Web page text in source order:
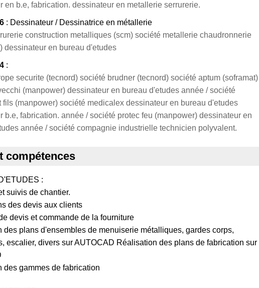
en b.e, fabrication. dessinateur en metallerie serrurerie.
: Dessinateur / Dessinatrice en métallerie
construction metalliques (scm) société metallerie chaudronnerie
dessinateur en bureau d'etudes
:
securite (tecnord) société brudner (tecnord) société aptum (soframat)
(manpower) dessinateur en bureau d'etudes année / société
fils (manpower) société medicalex dessinateur en bureau d'etudes
b.e, fabrication. année / société protec feu (manpower) dessinateur en
année / société compagnie industrielle technicien polyvalent.
compétences
:
suivis de chantier.
des devis aux clients
devis et commande de la fourniture
des plans d'ensembles de menuiserie métalliques, gardes corps,
escalier, divers sur AUTOCAD Réalisation des plans de fabrication sur
des gammes de fabrication